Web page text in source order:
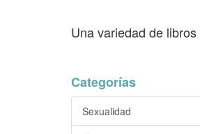
Una variedad de
Categorías
Sexualidad